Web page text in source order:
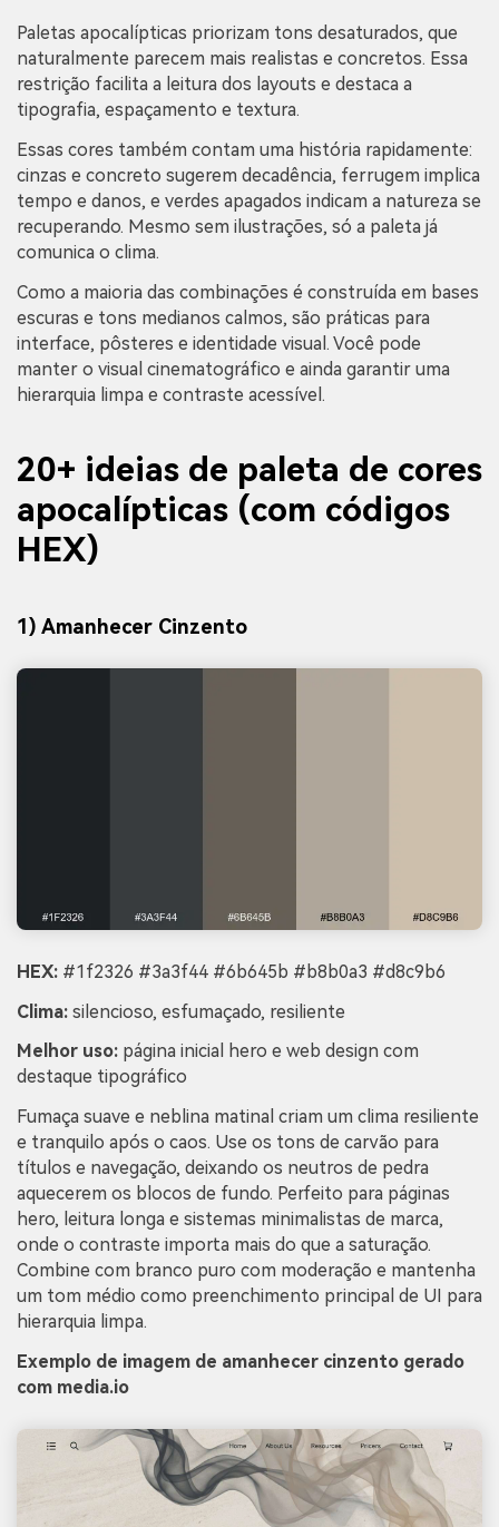
Paletas apocalípticas priorizam tons desaturados, que
naturalmente parecem mais realistas e concretos. Essa
restrição facilita a leitura dos layouts e destaca a
tipografia, espaçamento e textura.
Essas cores também contam uma história rapidamente:
cinzas e concreto sugerem decadência, ferrugem implica
tempo e danos, e verdes apagados indicam a natureza se
recuperando. Mesmo sem ilustrações, só a paleta já
comunica o clima.
Como a maioria das combinações é construída em bases
escuras e tons medianos calmos, são práticas para
interface, pôsteres e identidade visual. Você pode
manter o visual cinematográfico e ainda garantir uma
hierarquia limpa e contraste acessível.
20+ ideias de paleta de cores
apocalípticas (com códigos
HEX)
1) Amanhecer Cinzento
HEX: #1f2326 #3a3f44 #6b645b #b8b0a3 #d8c9b6
Clima: silencioso, esfumaçado, resiliente
Melhor uso: página inicial hero e web design com
destaque tipográfico
Fumaça suave e neblina matinal criam um clima resiliente
e tranquilo após o caos. Use os tons de carvão para
títulos e navegação, deixando os neutros de pedra
aquecerem os blocos de fundo. Perfeito para páginas
hero, leitura longa e sistemas minimalistas de marca,
onde o contraste importa mais do que a saturação.
Combine com branco puro com moderação e mantenha
um tom médio como preenchimento principal de UI para
hierarquia limpa.
Exemplo de imagem de amanhecer cinzento gerado
com media.io